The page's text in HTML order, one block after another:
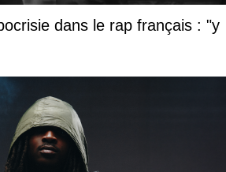
dans le rap français : "y